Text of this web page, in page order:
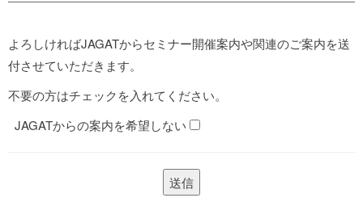
よろしければJAGATからセミナー開催案内や関連のご案内を送
付させていただきます。
不要の方はチェックを入れてください。
JAGATからの案内を希望しない